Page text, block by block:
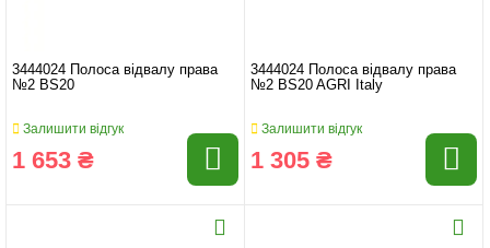
3444024 Полоса відвалу права
№2 BS20
Залишити відгук
1 653 ₴
3444024 Полоса відвалу права
№2 BS20 AGRI Italy
Залишити відгук
1 305 ₴